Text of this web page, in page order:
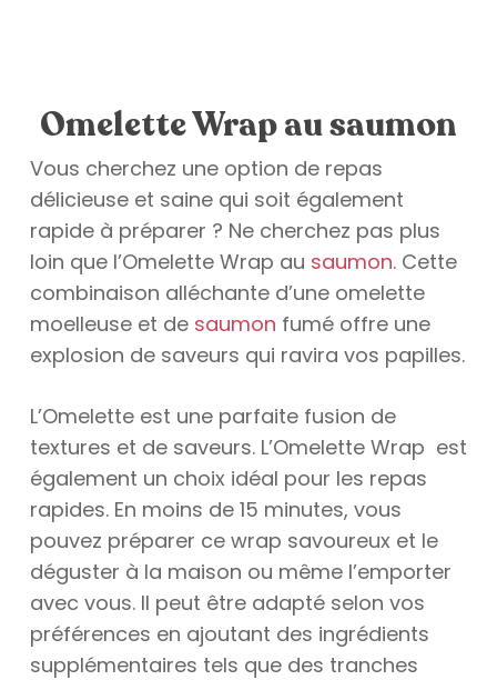
Omelette Wrap au saumon
Vous cherchez une option de repas
délicieuse et saine qui soit également
rapide à préparer ? Ne cherchez pas plus
loin que l’Omelette Wrap au saumon. Cette
combinaison alléchante d’une omelette
moelleuse et de saumon fumé offre une
explosion de saveurs qui ravira vos papilles.
L’Omelette est une parfaite fusion de
textures et de saveurs. L’Omelette Wrap est
également un choix idéal pour les repas
rapides. En moins de 15 minutes, vous
pouvez préparer ce wrap savoureux et le
déguster à la maison ou même l’emporter
avec vous. Il peut être adapté selon vos
préférences en ajoutant des ingrédients
supplémentaires tels que des tranches